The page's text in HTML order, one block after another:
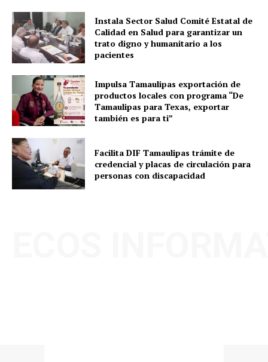
Instala Sector Salud Comité Estatal de
Calidad en Salud para garantizar un
trato digno y humanitario a los
pacientes
Impulsa Tamaulipas exportación de
productos locales con programa “De
Tamaulipas para Texas, exportar
también es para ti”
Facilita DIF Tamaulipas trámite de
credencial y placas de circulación para
personas con discapacidad